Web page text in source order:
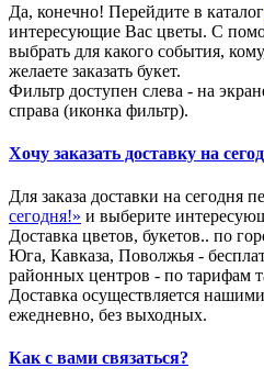
Да, конечно! Перейдите в каталог
интересующие Вас цветы. С
выбрать для какого события,
желаете заказать букет.
Фильтр доступен слева - на
справа (иконка фильтр).
Хочу заказать доставку на
Для заказа доставки на сегодня
сегодня!» и выберите
Доставка цветов, букетов.. по
Юга, Кавказа, Поволжья -
районных центров - по тарифам
Доставка осуществляется
ежедневно, без выходных.
Как с вами связаться?